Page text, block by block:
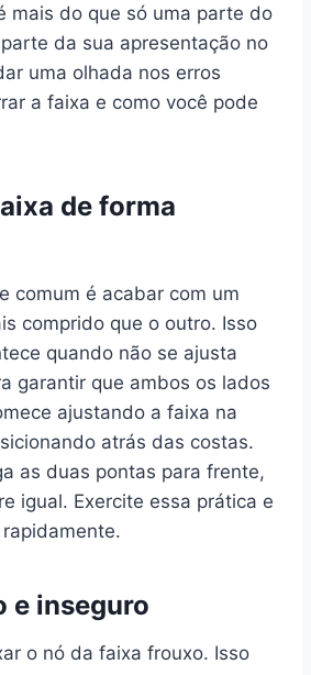
mais do que só uma parte do
da sua apresentação no
uma olhada nos erros
a faixa e como você pode
de forma
comum é acabar com um
comprido que o outro. Isso
quando não se ajusta
garantir que ambos os lados
ajustando a faixa na
atrás das costas.
as duas pontas para frente,
igual. Exercite essa prática e
e inseguro
o nó da faixa frouxo. Isso